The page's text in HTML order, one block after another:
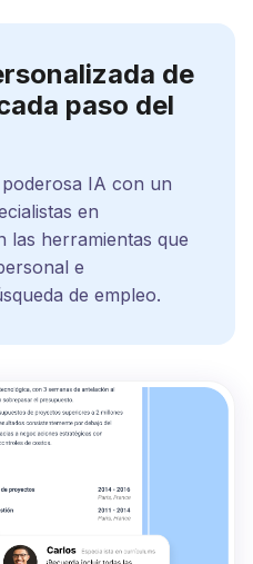
de
paso del
IA con un
en
las herramientas que
e
de empleo.